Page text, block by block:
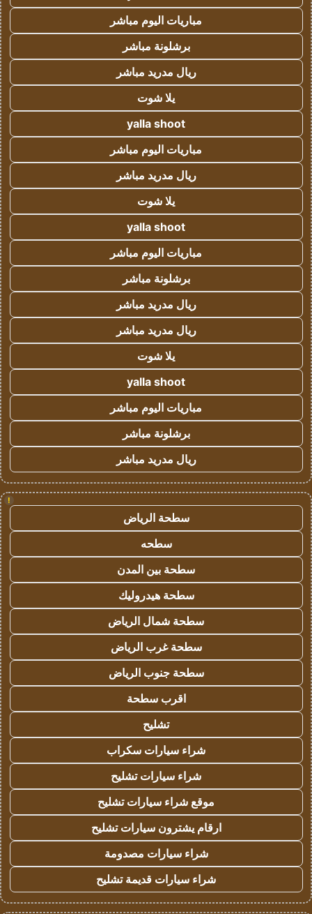
مباريات اليوم مباشر
برشلونة مباشر
ريال مدريد مباشر
يلا شوت
yalla shoot
مباريات اليوم مباشر
ريال مدريد مباشر
يلا شوت
yalla shoot
مباريات اليوم مباشر
برشلونة مباشر
ريال مدريد مباشر
ريال مدريد مباشر
يلا شوت
yalla shoot
مباريات اليوم مباشر
برشلونة مباشر
ريال مدريد مباشر
!
سطحة الرياض
سطحه
سطحة بين المدن
سطحة هيدروليك
سطحة شمال الرياض
سطحة غرب الرياض
سطحة جنوب الرياض
اقرب سطحة
تشليح
شراء سيارات سكراب
شراء سيارات تشليح
موقع شراء سيارات تشليح
ارقام يشترون سيارات تشليح
شراء سيارات مصدومة
شراء سيارات قديمة تشليح